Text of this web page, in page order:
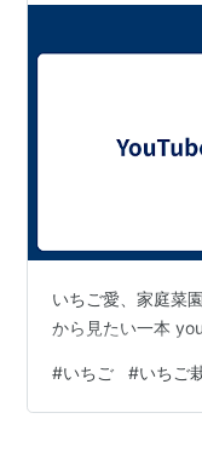
いちご愛、家庭菜
から見たい一本
#いちご #いちご